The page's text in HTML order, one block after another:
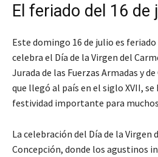
El feriado del 16 de
Este domingo 16 de julio es feriado
celebra el Día de la Virgen del
Jurada de las Fuerzas Armadas y
que llegó al país en el siglo XVII,
festividad importante para
La celebración del Día de la Virgen
Concepción, donde los agustinos